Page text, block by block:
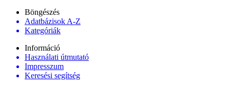
Böngészés
Adatbázisok A-Z
Kategóriák
Információ
Használati útmutató
Impresszum
Keresési segítség